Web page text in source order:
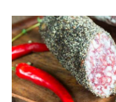
Gastronomie
Recettes
Shopping